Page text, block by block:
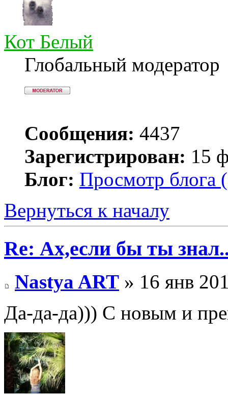
Кот Белый
Глобальный модератор
Сообщения: 4437
Зарегистрирован: 15
Блог: Просмотр блога
Вернуться к началу
Re: Ах,если бы ты
Nastya ART » 16 янв
Да-да-да))) С новым и